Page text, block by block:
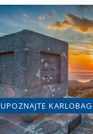
UPOZNAJTE KARLOBAG